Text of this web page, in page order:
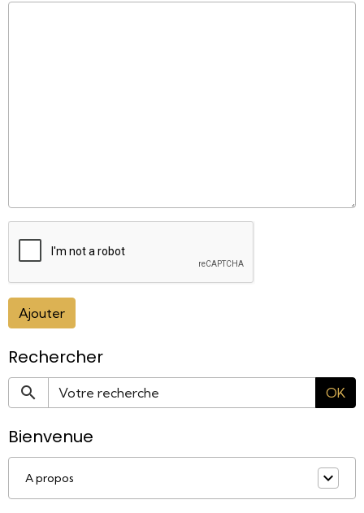
Ajouter
Rechercher
OK
Bienvenue
A propos